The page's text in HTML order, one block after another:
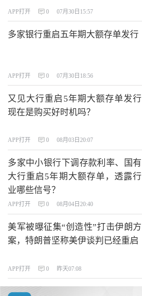
APP打开 0 07月30日15:57
多家银行重启五年期大额存单发行
APP打开 0 07月30日18:56
又见大行重启5年期大额存单发行
现在是购买好时机吗？
APP打开 0 08月03日20:07
多家中小银行下调存款利率、国有
大行重启5年期大额存单，透露行
业哪些信号？
APP打开 0 08月04日20:40
美军被曝征集“创造性”打击伊朗方
案，特朗普坚称美伊谈判已经重启
APP打开 0 昨天07:08